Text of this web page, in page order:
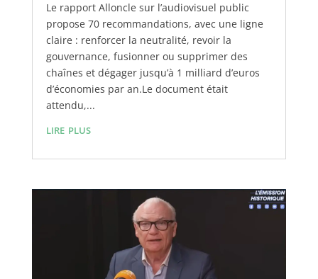
Le rapport Alloncle sur l’audiovisuel public
propose 70 recommandations, avec une ligne
claire : renforcer la neutralité, revoir la
gouvernance, fusionner ou supprimer des
chaînes et dégager jusqu’à 1 milliard d’euros
d’économies par an.Le document était
attendu,...
lire plus